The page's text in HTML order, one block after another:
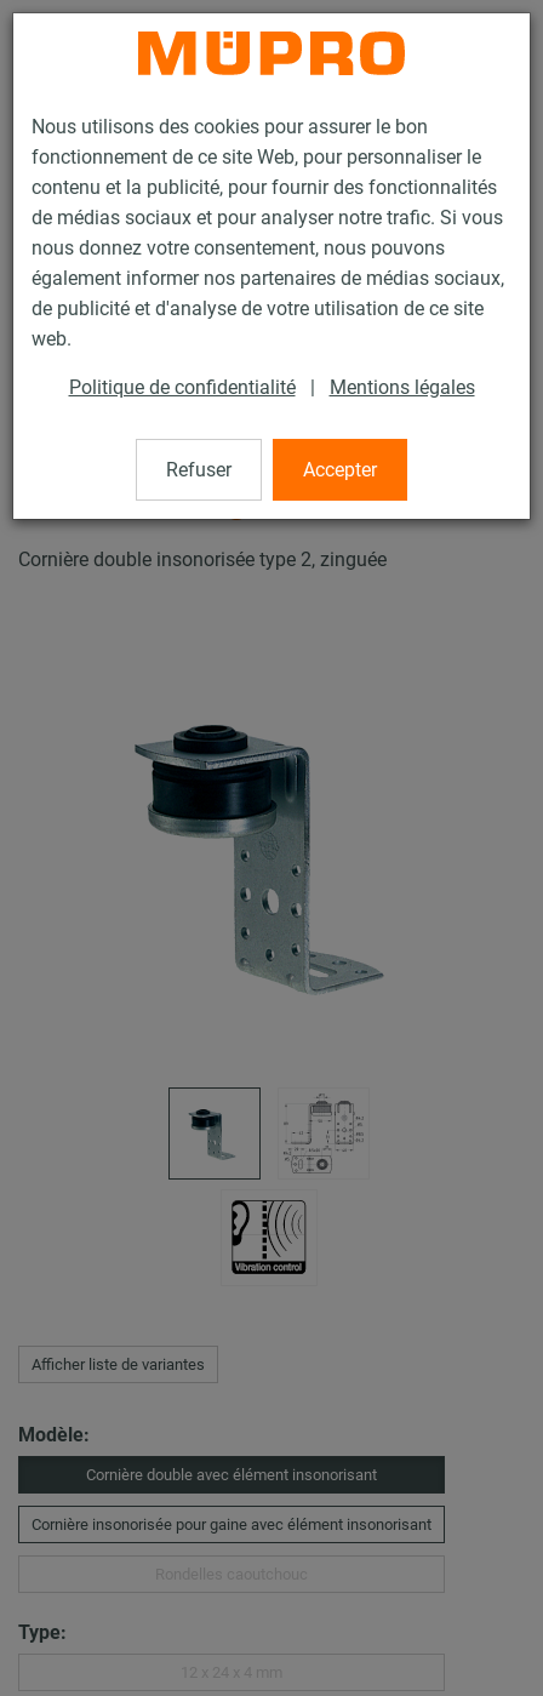
Nous utilisons des cookies pour assurer le bon
fonctionnement de ce site Web, pour personnaliser le
contenu et la publicité, pour fournir des fonctionnalités
de médias sociaux et pour analyser notre trafic. Si vous
nous donnez votre consentement, nous pouvons
également informer nos partenaires de médias sociaux,
de publicité et d'analyse de votre utilisation de ce site
web.
Politique de confidentialité | Mentions légales
Refuser Accepter
Contact
Produits Technique de fixation
Fixation de gaines
Suspensions pour la fixation de gaines
Cornière insonorisée pour gaine
Cornière insonorisée pour
gaine
Cornière double insonorisée type 2, zinguée
Afficher liste de variantes
Modèle:
Cornière double avec élément insonorisant
Cornière insonorisée pour gaine avec élément insonorisant
Type: